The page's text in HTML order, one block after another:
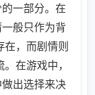
一部分。在
般只作为背
在，而剧情则
在游戏中，
出选择来决